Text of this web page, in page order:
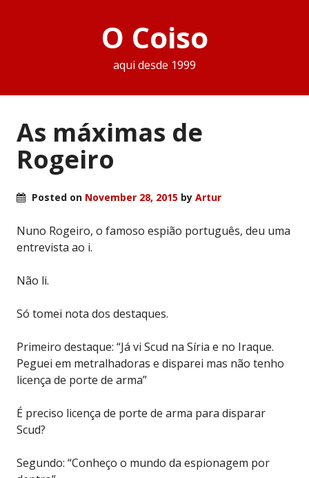
O Coiso
aqui desde 1999
As máximas de
Rogeiro
Posted on November 28, 2015 by Artur
Nuno Rogeiro, o famoso espião português, deu uma
entrevista ao i.
Não li.
Só tomei nota dos destaques.
Primeiro destaque: “Já vi Scud na Síria e no Iraque.
Peguei em metralhadoras e disparei mas não tenho
licença de porte de arma”
É preciso licença de porte de arma para disparar
Scud?
Segundo: “Conheço o mundo da espionagem por